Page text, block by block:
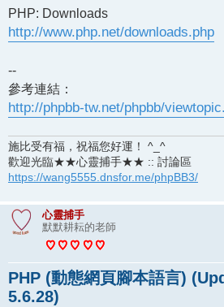
PHP: Downloads
http://www.php.net/downloads.php
--
參考連結：
http://phpbb-tw.net/phpbb/
施比受有福，祝福您好運！ ^_^
歡迎光臨★★心靈捕手★★ :: 討論區
https://wang5555.dnsfor.me/phpBB3/
心靈捕手
默默耕耘的老師
PHP (動態網頁腳本語言)
5.6.28)